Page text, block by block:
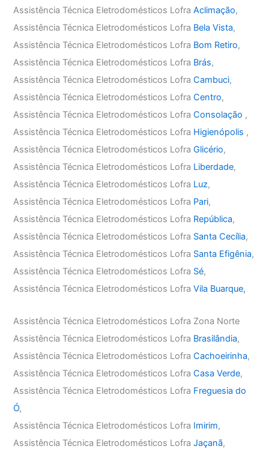
Assistência Técnica Eletrodomésticos LofraAclimação,
Assistência Técnica Eletrodomésticos Lofra Bela Vista,
Assistência Técnica Eletrodomésticos Lofra Bom Retiro,
Assistência Técnica Eletrodomésticos Lofra Brás,
Assistência Técnica Eletrodomésticos LofraCambuci,
Assistência Técnica Eletrodomésticos LofraCentro,
Assistência Técnica Eletrodomésticos LofraConsolação ,
Assistência Técnica Eletrodomésticos Lofra Higienópolis ,
Assistência Técnica Eletrodomésticos LofraGlicério,
Assistência Técnica Eletrodomésticos Lofra Liberdade,
Assistência Técnica Eletrodomésticos Lofra Luz,
Assistência Técnica Eletrodomésticos Lofra Pari,
Assistência Técnica Eletrodomésticos Lofra República,
Assistência Técnica Eletrodomésticos Lofra Santa Cecília,
Assistência Técnica Eletrodomésticos Lofra Santa Efigênia,
Assistência Técnica Eletrodomésticos Lofra Sé,
Assistência Técnica Eletrodomésticos LofraVila Buarque,
Assistência Técnica Eletrodomésticos Lofra Zona Norte
Assistência Técnica Eletrodomésticos Lofra Brasilândia,
Assistência Técnica Eletrodomésticos LofraCachoeirinha,
Assistência Técnica Eletrodomésticos LofraCasa Verde,
Assistência Técnica Eletrodomésticos Lofra Freguesia do
Ó,
Assistência Técnica Eletrodomésticos Lofra Imirim,
Assistência Técnica Eletrodomésticos LofraJaçanã,